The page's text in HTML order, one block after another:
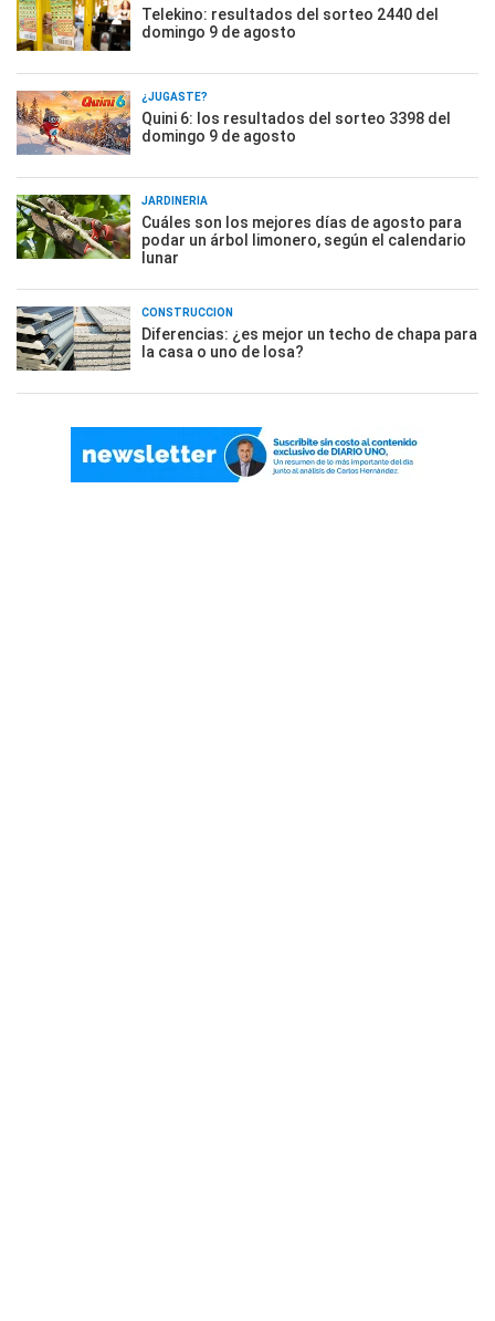
Telekino: resultados del sorteo 2440 del
domingo 9 de agosto
¿JUGASTE?
Quini 6: los resultados del sorteo 3398 del
domingo 9 de agosto
JARDINERÍA
Cuáles son los mejores días de agosto para
podar un árbol limonero, según el calendario
lunar
CONSTRUCCIÓN
Diferencias: ¿es mejor un techo de chapa para
la casa o uno de losa?